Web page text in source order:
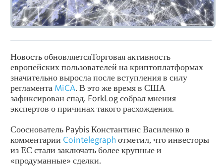
Новость обновляетсяТорговая активность
европейских пользователей на криптоплатформах
значительно выросла после вступления в силу
регламента MiCA. В это же время в США
зафиксирован спад. ForkLog собрал мнения
экспертов о причинах такого расхождения.
Сооснователь Paybis Константинс Василенко в
комментарии Cointelegraph отметил, что инвесторы
из ЕС стали заключать более крупные и
«продуманные» сделки.